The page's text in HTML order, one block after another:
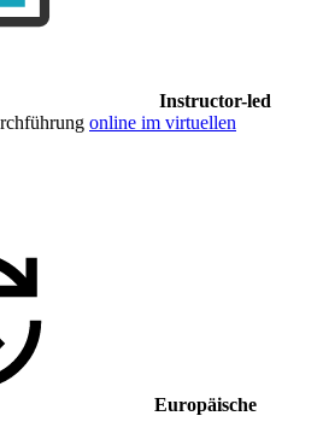
Instructor-led
online im virtuellen
Europäische